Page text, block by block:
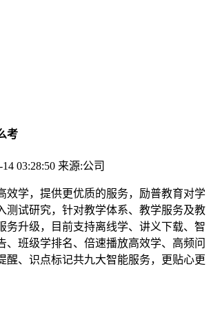
考
03:28:50 来源:公司
效学，提供更优质的服务，励普教育对学
测试研究，针对教学体系、教学服务及教
务升级，目前支持离线学、讲义下载、智
、班级学排名、倍速播放高效学、高频问
醒、识点标记共九大智能服务，更贴心更